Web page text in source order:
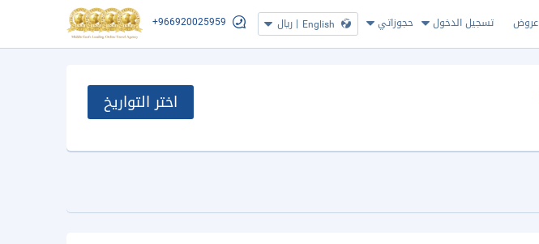
عروض تسجيل الدخول حجوزاتي English
| ريال +966920025959
اختر التواريخ